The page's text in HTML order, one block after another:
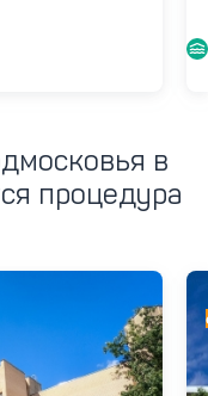
в
процедура